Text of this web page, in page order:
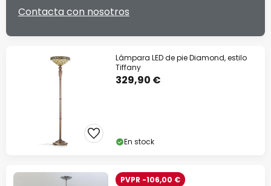
Contacta con nosotros
Lámpara LED de pie Diamond, estilo
Tiffany
329,90 €
En stock
PVPR -106,00 €